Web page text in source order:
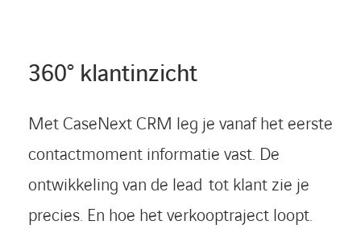
360° klantinzicht
Met CaseNext CRM leg je vanaf het eerste
contactmoment informatie vast. De
ontwikkeling van de lead tot klant zie je
precies. En hoe het verkooptraject loopt.